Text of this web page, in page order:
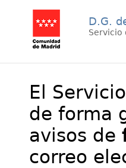
D.G.
Servicio
El
de forma
avisos de
correo